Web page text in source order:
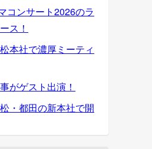
コンサート2026のラ
ス！
本社で濃厚ミーティ
がゲスト出演！
・都田の新本社で開